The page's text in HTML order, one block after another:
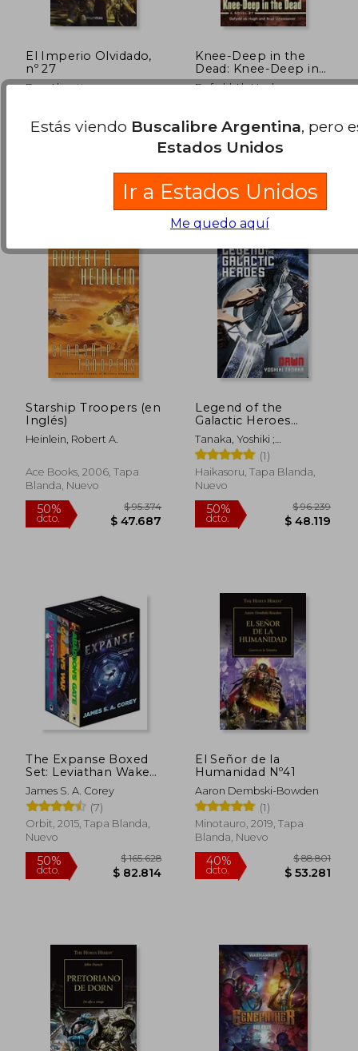
$ 96.593 50%
El Imperio Olvidado,
nº 27
Dan Abnett
Minotauro, 2016, Tapa
Blanda, Nuevo
dcto. $ 48.297
Knee-Deep in the
Dead: Knee-Deep in
the Dead (Doom) (en
Dafydd Ab Hugh
Gallery Books, Tapa
Blanda, Nuevo
dcto.
Starship Troopers (en
Inglés)
Heinlein, Robert A.
Ace Books, 2006, Tapa
Blanda, Nuevo
Legend of the
Galactic Heroes
Volume 1 (en Inglés)
Tanaka, Yoshiki ;
Huddleston, Daniel
(1)
Haikasoru, Tapa Blanda,
Nuevo
The Expanse Boxed
Set: Leviathan Wakes,
Caliban's war and
Abaddon's Gate (en
Inglés)
James S. A. Corey
(7)
Orbit, 2015, Tapa Blanda,
Nuevo
El Señor de la
Humanidad Nº41
Aaron Dembski-Bowden
(1)
Minotauro, 2019, Tapa
Blanda, Nuevo
Estás viendo Buscalibre Argentina, pero
Estados Unidos
Ir a Estados Unidos
Me quedo aquí